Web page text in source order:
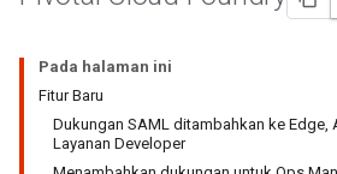
Pada halaman ini
Fitur Baru
Dukungan SAML ditambahkan ke Edge,
Layanan Developer